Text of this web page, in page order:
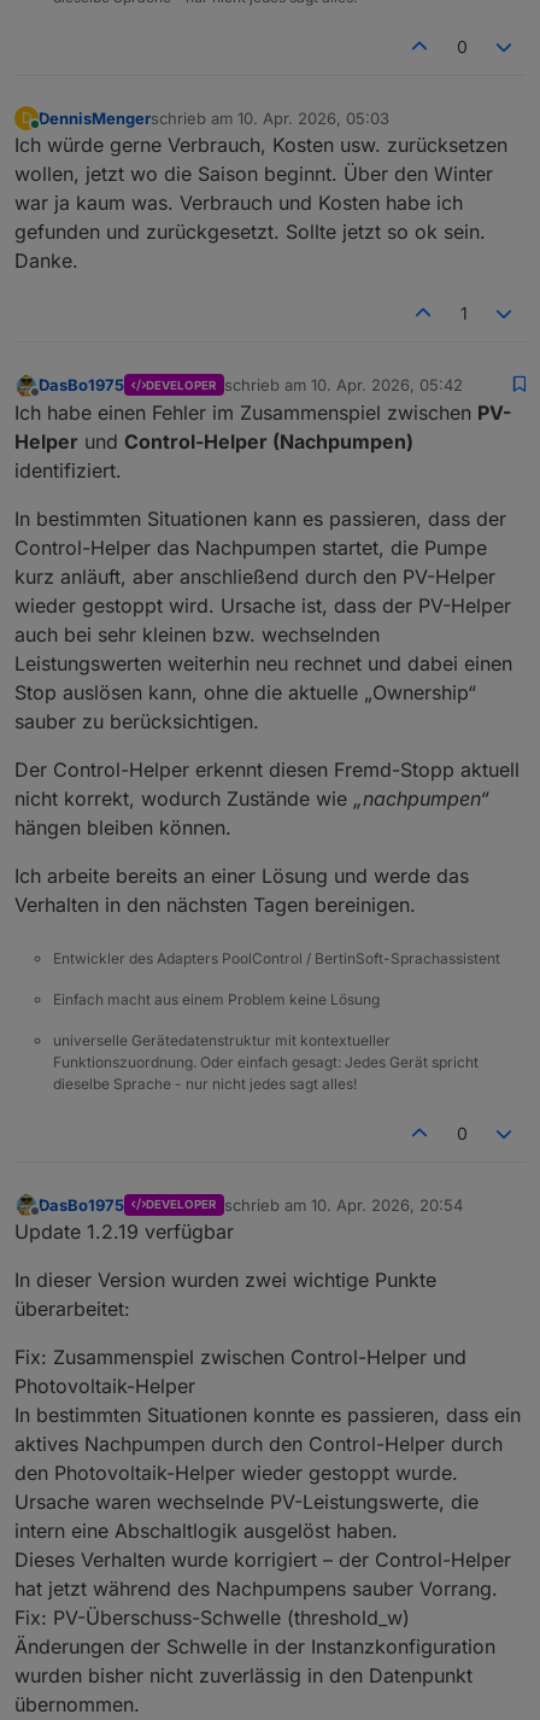
0
D
Online
DennisMengerschrieb am 10. Apr. 2026, 05:03
zuletzt editiert von
Ich würde gerne Verbrauch, Kosten usw. zurücksetzen
wollen, jetzt wo die Saison beginnt. Über den Winter
war ja kaum was. Verbrauch und Kosten habe ich
gefunden und zurückgesetzt. Sollte jetzt so ok sein.
Danke.
1
Offline
DasBo1975 DEVELOPER schrieb am 10. Apr. 2026, 05:42
zuletzt editiert von
Ich habe einen Fehler im Zusammenspiel zwischen PV-
Helper und Control-Helper (Nachpumpen)
identifiziert.
In bestimmten Situationen kann es passieren, dass der
Control-Helper das Nachpumpen startet, die Pumpe
kurz anläuft, aber anschließend durch den PV-Helper
wieder gestoppt wird. Ursache ist, dass der PV-Helper
auch bei sehr kleinen bzw. wechselnden
Leistungswerten weiterhin neu rechnet und dabei einen
Stop auslösen kann, ohne die aktuelle „Ownership“
sauber zu berücksichtigen.
Der Control-Helper erkennt diesen Fremd-Stopp aktuell
nicht korrekt, wodurch Zustände wie „nachpumpen“
hängen bleiben können.
Ich arbeite bereits an einer Lösung und werde das
Verhalten in den nächsten Tagen bereinigen.
Entwickler des Adapters PoolControl / BertinSoft-Sprachassistent
Einfach macht aus einem Problem keine Lösung
universelle Gerätedatenstruktur mit kontextueller
Funktionszuordnung. Oder einfach gesagt: Jedes Gerät spricht
dieselbe Sprache - nur nicht jedes sagt alles!
0
Offline
DasBo1975 DEVELOPER schrieb am 10. Apr. 2026, 20:54
zuletzt editiert von
Update 1.2.19 verfügbar
In dieser Version wurden zwei wichtige Punkte
überarbeitet:
Fix: Zusammenspiel zwischen Control-Helper und
Photovoltaik-Helper
In bestimmten Situationen konnte es passieren, dass ein
aktives Nachpumpen durch den Control-Helper durch
den Photovoltaik-Helper wieder gestoppt wurde.
Ursache waren wechselnde PV-Leistungswerte, die
intern eine Abschaltlogik ausgelöst haben.
Dieses Verhalten wurde korrigiert – der Control-Helper
hat jetzt während des Nachpumpens sauber Vorrang.
Fix: PV-Überschuss-Schwelle (threshold_w)
Änderungen der Schwelle in der Instanzkonfiguration
wurden bisher nicht zuverlässig in den Datenpunkt
übernommen.